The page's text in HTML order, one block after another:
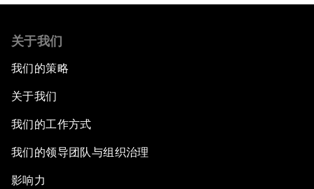
关于我们
我们的策略
关于我们
我们的工作方式
我们的领导团队与组织治理
影响力